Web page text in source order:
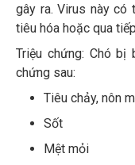
gây ra. Virus này có
tiêu hóa hoặc qua
Triệu chứng: Chó bị
chứng sau:
Tiêu chảy, nôn
Sốt
Mệt mỏi